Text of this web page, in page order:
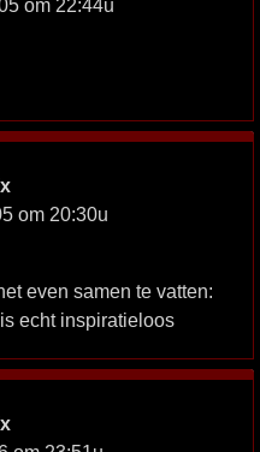
om 22:44u
om 20:30u
even samen te vatten:
echt inspiratieloos